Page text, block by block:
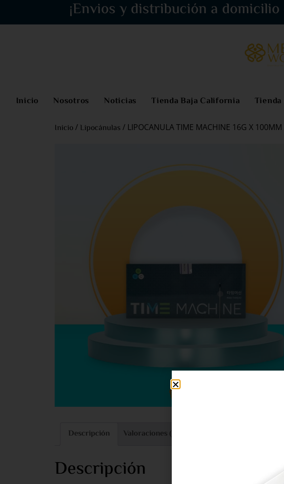
¡Envios y distribución a
Inicio Nosotros Noticias Tienda Baja California Tienda
Inicio/ Lipocánulas / LIPOCANULA TIME MACHINE 16G X
Descripción Valoraciones (0)
Descripción